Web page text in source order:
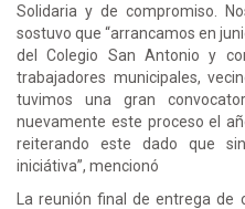
Solidaria y de compromiso.
sostuvo que “arrancamos en
del Colegio San Antonio y
trabajadores municipales,
tuvimos una gran
nuevamente este proceso el
reiterando este dado que
iniciátiva”, mencionó
La reunión final de entrega